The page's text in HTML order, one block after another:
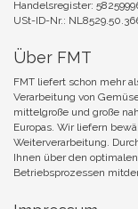
Handelsregister:
USt-ID-Nr.:
Über FMT
FMT liefert schon mehr
Verarbeitung von
mittelgroße und große
Europas. Wir liefern
Weiterverarbeitung.
Ihnen über den
Betriebsprozessen